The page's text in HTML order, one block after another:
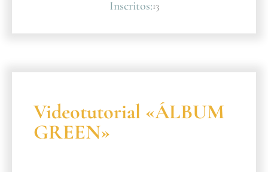
Inscritos:13
Videotutorial «ÁLBUM
GREEN»